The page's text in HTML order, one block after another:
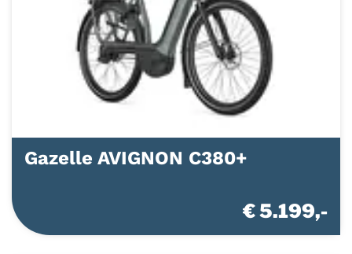
Gazelle AVIGNON C380+
€ 5.199,-